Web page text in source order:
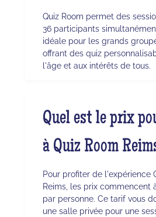
Quiz Room permet des
36 participants
idéale pour les grands
offrant des quiz
l'âge et aux intérêts de tous.
Quel est le prix
à Quiz Room
Pour profiter de l'expérience
Reims, les prix commencent
par personne. Ce tarif vous
une salle privée pour une